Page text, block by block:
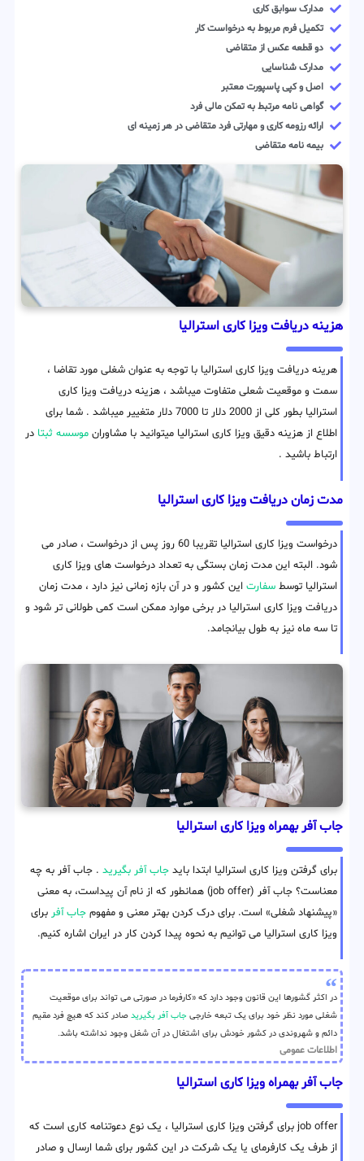
مدارک سوابق کاری
تکمیل فرم مربوط به درخواست کار
دو قطعه عکس از متقاضی
مدارک شناسایی
اصل و کپی پاسپورت معتبر
گواهی نامه مرتبط به تمکن مالی فرد
ارائه رزومه کاری و مهارتی فرد متقاضی در هر زمینه ای
بیمه نامه متقاضی
هزینه دریافت ویزا کاری استرالیا
هرینه دریافت ویزا کاری استرالیا با توجه به عنوان شغلی مورد تقاضا ،
سمت و موقعیت شعلی متفاوت میباشد ، هزینه دریافت ویزا کاری
استرالیا بطور کلی از 2000 دلار تا 7000 دلار متغییر میباشد . شما برای
اطلاع از هزینه دقیق ویزا کاری استرالیا میتوانید با مشاوران موسسه ثبتا در
ارتباط باشید .
مدت زمان دریافت ویزا کاری استرالیا
درخواست ویزا کاری استرالیا تقریبا 60 روز پس از درخواست ، صادر می
شود. البته این مدت زمان بستگی به تعداد درخواست های ویزا کاری
استرالیا توسط سفارت این کشور و در آن بازه زمانی نیز دارد ، مدت زمان
دریافت ویزا کاری استرالیا در برخی موارد ممکن است کمی طولانی تر شود و
تا سه ماه نیز به طول بیانجامد.
جاب آفر بهمراه ویزا کاری استرالیا
برای گرفتن ویزا کاری استرالیا ابتدا باید جاب آفر بگیرید . جاب آفر به چه
معناست؟ جاب آفر (job offer) همانطور که از نام آن پیداست، به معنی
«پیشنهاد شغلی» است. برای درک کردن بهتر معنی و مفهوم جاب آفر برای
ویزا کاری استرالیا می توانیم به نحوه پیدا کردن کار در ایران اشاره کنیم.
در اکثر گشورها این قانون وجود دارد که «کارفرما در صورتی می تواند برای موقعیت
شغلی مورد نظر خود برای یک تبعه خارجی جاب آفر بگیرید صادر کند که هیچ فرد مقیم
دائم و شهروندی در کشور خودش برای اشتغال در آن شغل وجود نداشته باشد.
اطلاعات عمومی
جاب آفر بهمراه ویزا کاری استرالیا
job offer برای گرفتن ویزا کاری استرالیا ، یک نوع دعوتنامه کاری است که
از طرف یک کارفرمای یا یک شرکت در این کشور برای شما ارسال و صادر